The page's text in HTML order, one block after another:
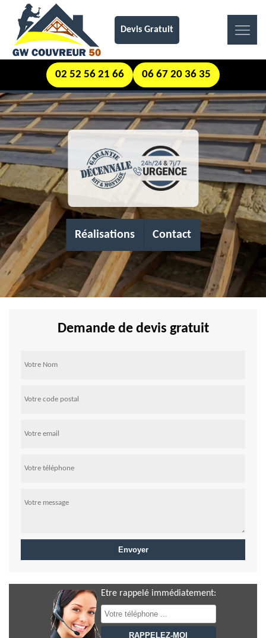
Devis Gratuit
02 52 56 21 66 06 67 20 36 35
Réalisations Contact
Demande de devis gratuit
Etre rappelé immédiatement: